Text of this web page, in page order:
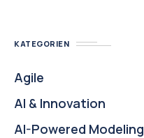
KATEGORIEN
Agile
AI & Innovation
AI-Powered Modeling